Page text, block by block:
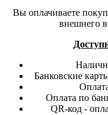
Вы оплачиваете
внешнего
Банковские
Оплата по
QR-код -